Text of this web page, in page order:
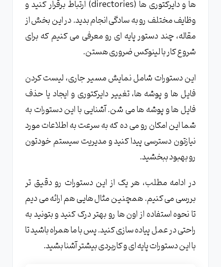
ها و دایرکتوری ها (directories) ارتباط برقرار کنید و
وظایف مختلف رو به سادگی انجام بدید. در این بخش از
مقاله، چند دستور پایه ای رو معرفی می کنیم که برای
شروع کار با لینوکس ضروری هستن.
این دستورات شامل نمایش مسیر جاری، لیست کردن
فایل ها و پوشه ها، تغییر دایرکتوری و ایجاد یا حذف
فایل ها و پوشه ها می شن. آشنایی با این دستورات به
شما این امکان رو می ده که به سرعت به اطلاعات مورد
نیازتون دسترسی پیدا کنید و مدیریت سیستم خودتون
رو بهبود ببخشید.
در ادامه مطلب، هر یک از این دستورات رو دقیق تر
بررسی می کنیم. همچنین مثال هایی هم ارائه می دیم
تا نحوه استفاده از اون ها رو بهتر درک کنید و بتونید به
راحتی در عمل پیاده سازی کنید. پس با ما همراه باشید تا
با این دستورات پایه ای و کاربردی بیشتر آشنا بشید.